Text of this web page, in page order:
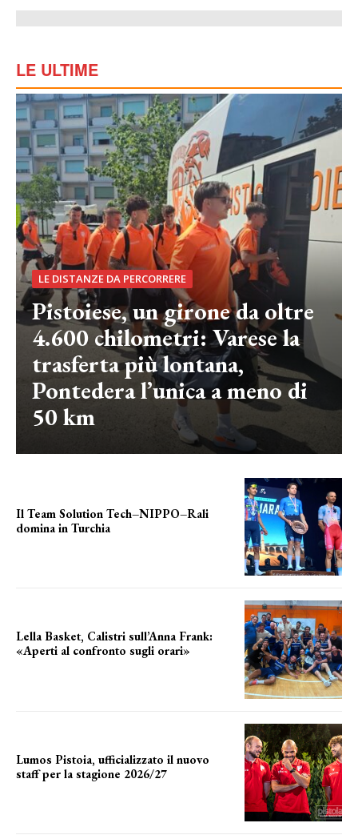
LE ULTIME
LE DISTANZE DA PERCORRERE
Pistoiese, un girone da oltre
4.600 chilometri: Varese la
trasferta più lontana,
Pontedera l’unica a meno di
50 km
Il Team Solution Tech–NIPPO–Rali
domina in Turchia
Lella Basket, Calistri sull’Anna Frank:
«Aperti al confronto sugli orari»
Lumos Pistoia, ufficializzato il nuovo
staff per la stagione 2026/27